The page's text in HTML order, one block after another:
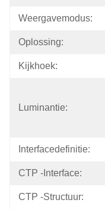
Weergavemodus:
Oplossing:
Kijkhoek:
Luminantie:
Interfacedefinitie:
CTP -interface:
CTP -structuur: